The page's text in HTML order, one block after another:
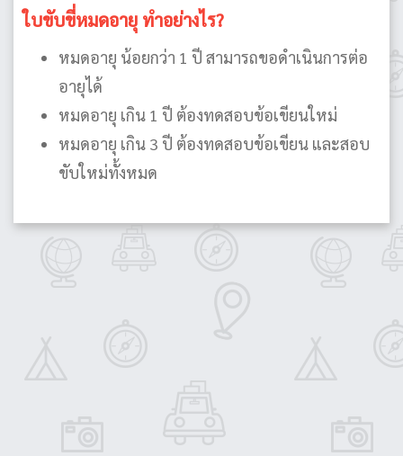
ใบขับขี่หมดอายุ ทำอย่างไร?
หมดอายุ น้อยกว่า 1 ปี สามารถขอดำเนินการต่อ
อายุได้
หมดอายุ เกิน 1 ปี ต้องทดสอบข้อเขียนใหม่
หมดอายุ เกิน 3 ปี ต้องทดสอบข้อเขียน และสอบ
ขับใหม่ทั้งหมด